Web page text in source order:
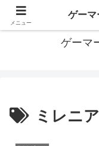
あら
ゲーマ
ミレニ
メニュー
ゲーマ